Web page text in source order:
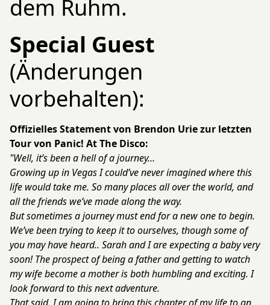
dem Ruhm.
Special Guest
(Änderungen
vorbehalten):
Offizielles Statement von Brendon Urie zur letzten
Tour von Panic! At The Disco:
"Well, it’s been a hell of a journey…
Growing up in Vegas I could’ve never imagined where this
life would take me. So many places all over the world, and
all the friends we’ve made along the way.
But sometimes a journey must end for a new one to begin.
We’ve been trying to keep it to ourselves, though some of
you may have heard.. Sarah and I are expecting a baby very
soon! The prospect of being a father and getting to watch
my wife become a mother is both humbling and exciting. I
look forward to this next adventure.
That said, I am going to bring this chapter of my life to an